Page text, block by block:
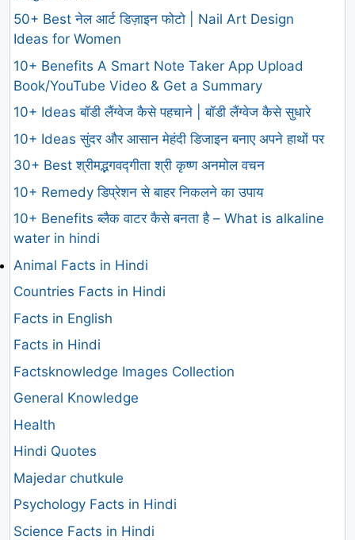
50+ Best नेल आर्ट डिज़ाइन फोटो | Nail Art Design
Ideas for Women
10+ Benefits A Smart Note Taker App Upload
Book/YouTube Video & Get a Summary
10+ Ideas बॉडी लैंग्वेज कैसे पहचाने | बॉडी लैंग्वेज कैसे सुधारे
10+ Ideas सुंदर और आसान मेहंदी डिजाइन बनाए अपने हाथों पर
30+ Best श्रीमद्भगवद्गीता श्री कृष्ण अनमोल वचन
10+ Remedy डिप्रेशन से बाहर निकलने का उपाय
10+ Benefits ब्लैक वाटर कैसे बनता है – What is alkaline
water in hindi
Animal Facts in Hindi
Countries Facts in Hindi
Facts in English
Facts in Hindi
Factsknowledge Images Collection
General Knowledge
Health
Hindi Quotes
Majedar chutkule
Psychology Facts in Hindi
Science Facts in Hindi